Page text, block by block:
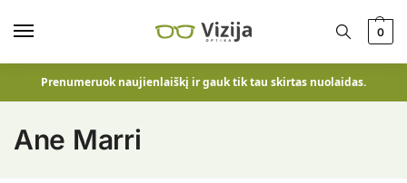
0
Prenumeruok naujienlaiškį ir gauk tik tau skirtas nuolaidas.
Ane Marri